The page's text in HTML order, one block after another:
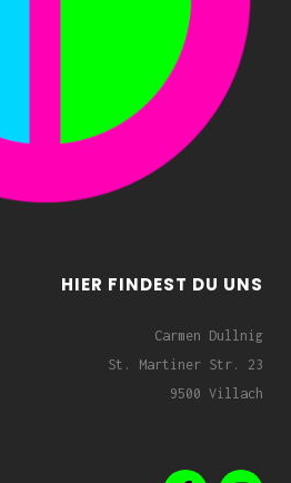
HIER FINDEST DU UNS
Carmen Dullnig
St. Martiner Str. 23
9500 Villach